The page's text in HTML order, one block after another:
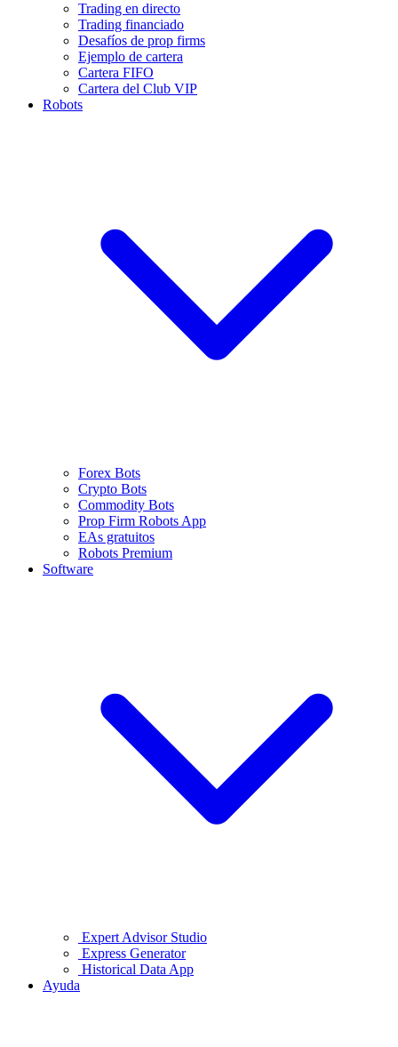
Trading en directo
Trading financiado
Desafíos de prop firms
Ejemplo de cartera
Cartera FIFO
Cartera del Club VIP
Robots
Forex Bots
Crypto Bots
Commodity Bots
Prop Firm Robots App
EAs gratuitos
Robots Premium
Software
Expert Advisor Studio
Express Generator
Historical Data App
Ayuda